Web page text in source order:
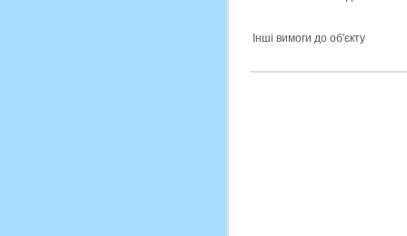
Інші вимоги до об'єкту